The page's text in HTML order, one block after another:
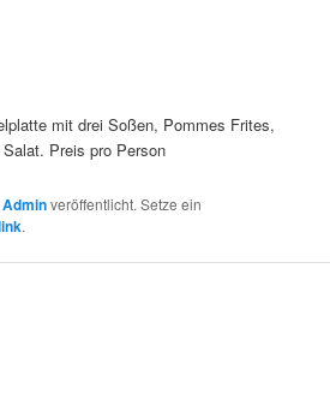
mit drei Soßen, Pommes Frites,
Preis pro Person
Adminveröffentlicht. Setze ein
.